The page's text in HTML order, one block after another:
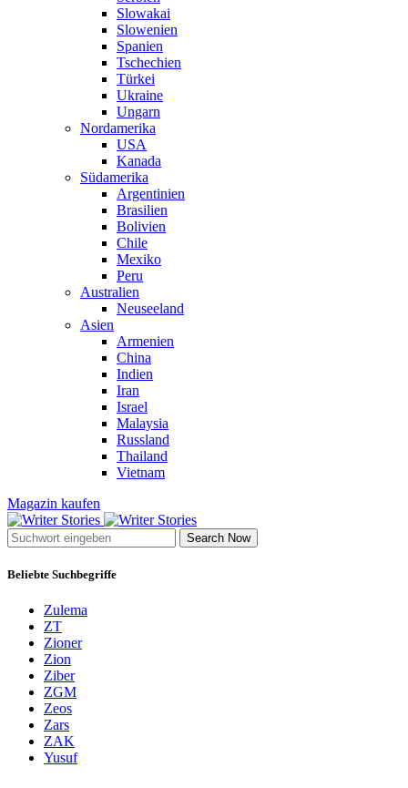
Slowakai
Slowenien
Spanien
Tschechien
Türkei
Ukraine
Ungarn
Nordamerika
USA
Kanada
Südamerika
Argentinien
Brasilien
Bolivien
Chile
Mexiko
Peru
Australien
Neuseeland
Asien
Armenien
China
Indien
Iran
Israel
Malaysia
Russland
Thailand
Vietnam
Magazin kaufen
Search Now
Beliebte Suchbegriffe
Zulema
ZT
Zioner
Zion
Ziber
ZGM
Zeos
Zars
ZAK
Yusuf